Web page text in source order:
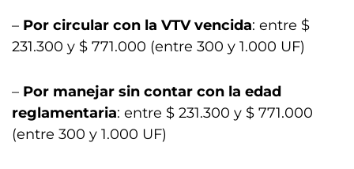
– Por circular con la VTV vencida: entre $
231.300 y $ 771.000 (entre 300 y 1.000 UF)
– Por manejar sin contar con la edad
reglamentaria: entre $ 231.300 y $ 771.000
(entre 300 y 1.000 UF)